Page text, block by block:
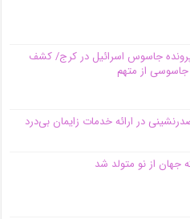
جاسوس اسرائیل در کرج/‌ کشف
از متهم
جهان از نو متولد شد